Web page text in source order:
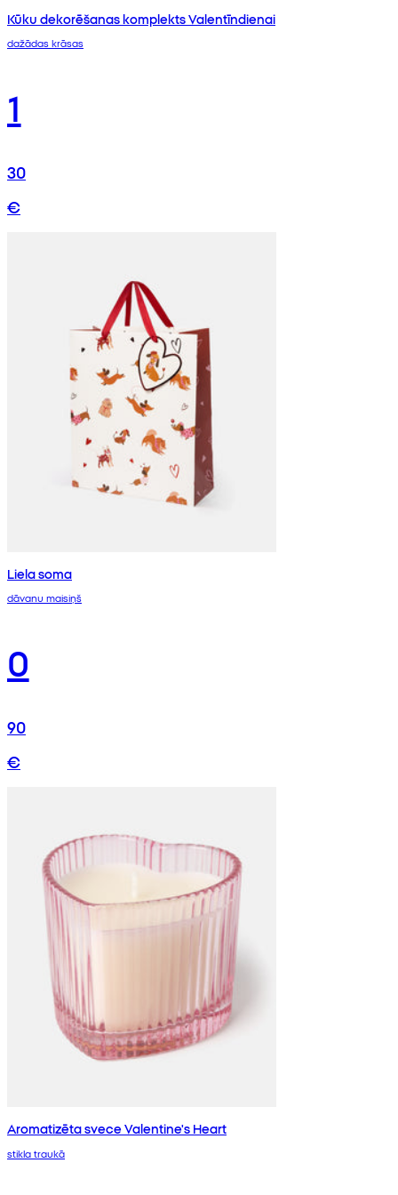
Kūku dekorēšanas komplekts Valentīndienai
dažādas krāsas
1
30
€
Liela soma
dāvanu maisiņš
0
90
€
Aromatizēta svece Valentine's Heart
stikla traukā